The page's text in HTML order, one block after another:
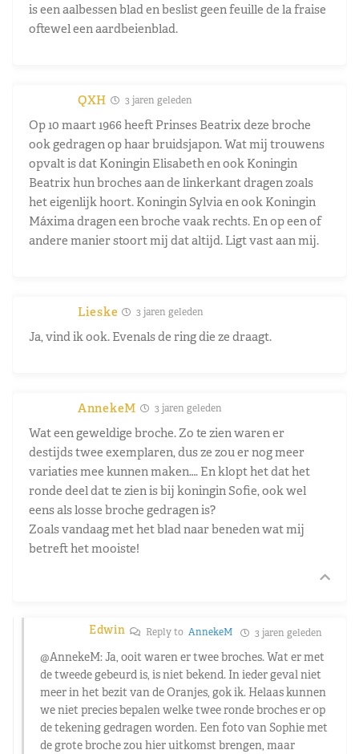
is een aalbessen blad en beslist geen feuille de la fraise
oftewel een aardbeienblad.
QXH 3 jaren geleden
Op 10 maart 1966 heeft Prinses Beatrix deze broche
ook gedragen op haar bruidsjapon. Wat mij trouwens
opvalt is dat Koningin Elisabeth en ook Koningin
Beatrix hun broches aan de linkerkant dragen zoals
het eigenlijk hoort. Koningin Sylvia en ook Koningin
Máxima dragen een broche vaak rechts. En op een of
andere manier stoort mij dat altijd. Ligt vast aan mij.
Lieske 3 jaren geleden
Ja, vind ik ook. Evenals de ring die ze draagt.
AnnekeM 3 jaren geleden
Wat een geweldige broche. Zo te zien waren er
destijds twee exemplaren, dus ze zou er nog meer
variaties mee kunnen maken…. En klopt het dat het
ronde deel dat te zien is bij koningin Sofie, ook wel
eens als losse broche gedragen is?
Zoals vandaag met het blad naar beneden wat mij
betreft het mooiste!
Edwin Reply to AnnekeM 3 jaren geleden
@AnnekeM: Ja, ooit waren er twee broches. Wat er met
de tweede gebeurd is, is niet bekend. In ieder geval niet
meer in het bezit van de Oranjes, gok ik. Helaas kunnen
we niet precies bepalen welke twee ronde broches er op
de tekening gedragen worden. Een foto van Sophie met
de grote broche zou hier uitkomst brengen, maar